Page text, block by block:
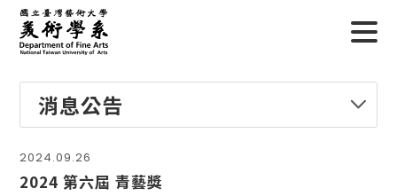
消息公告
2024.09.26
2024 第六屆 青藝獎